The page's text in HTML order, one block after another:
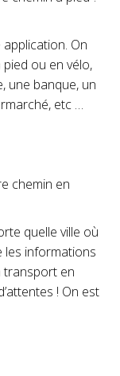
On
ou en vélo,
une banque, un
etc …
chemin en
quelle ville où
les informations
transport en
! On est